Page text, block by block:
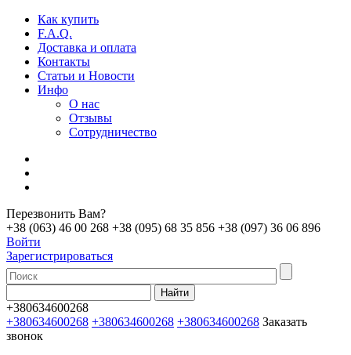
Как купить
F.A.Q.
Доставка и оплата
Контакты
Статьи и Новости
Инфо
О нас
Отзывы
Сотрудничество
Перезвонить Вам?
+38 (063) 46 00 268 +38 (095) 68 35 856 +38 (097) 36 06 896
Войти
Зарегистрироваться
+380634600268
+380634600268 +380634600268 +380634600268 Заказать
звонок